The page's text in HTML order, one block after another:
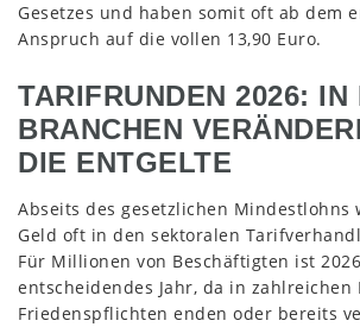
Gesetzes und haben somit oft ab dem
Anspruch auf die vollen 13,90 Euro.
TARIFRUNDEN 2026: IN
BRANCHEN
DIE ENTGELTE
Abseits des gesetzlichen Mindestlohns
Geld oft in den sektoralen
Für Millionen von Beschäftigten ist
entscheidendes Jahr, da in zahlreichen
Friedenspflichten enden oder bereits